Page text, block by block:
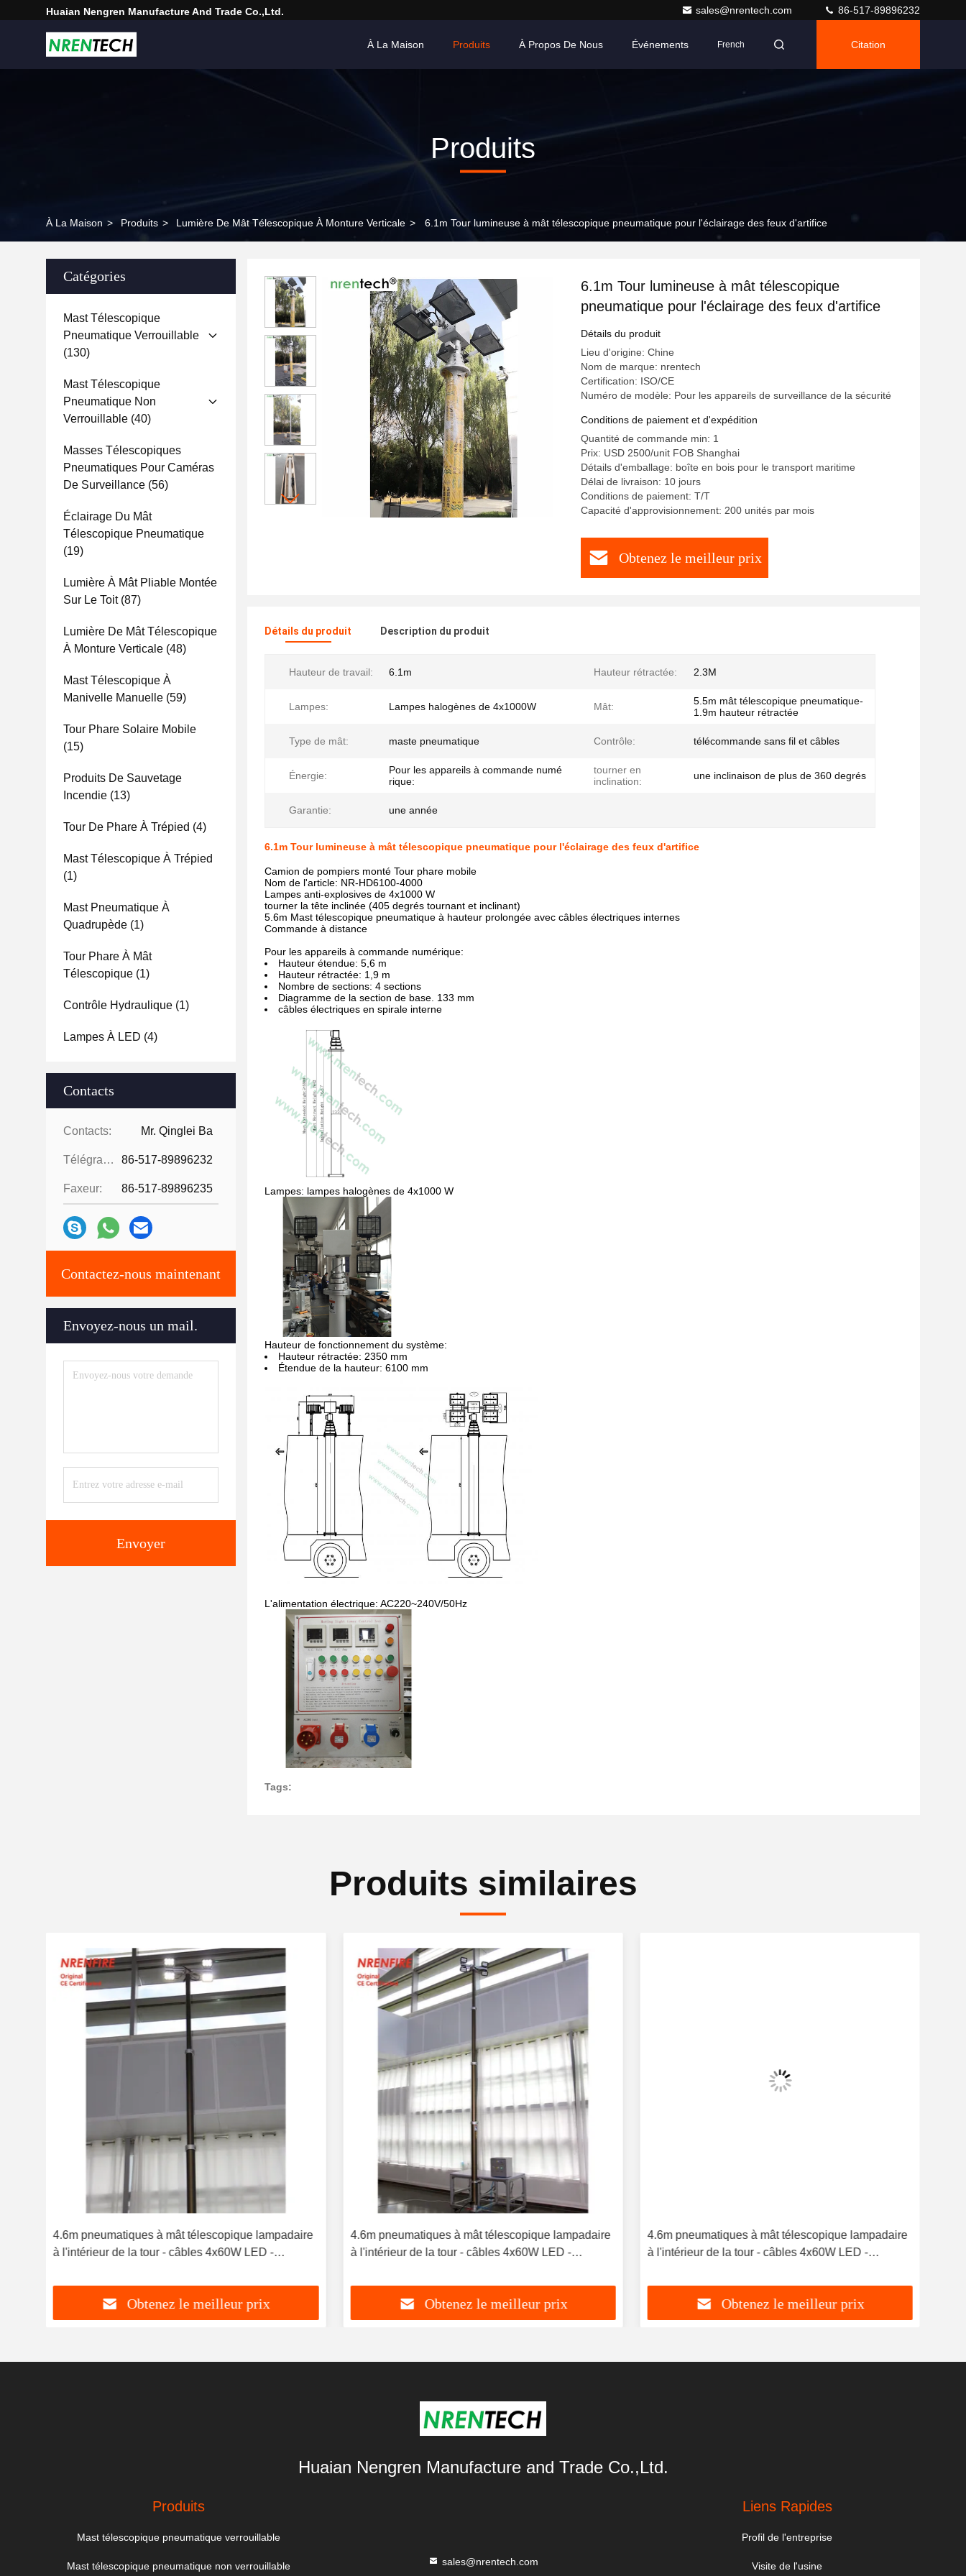
Huaian Nengren Manufacture And Trade Co.,Ltd. sales@nrentech.com 86-517-89896232
À La Maison Produits À Propos De Nous Événements French Citation
Produits
À La Maison > Produits > Lumière De Mât Télescopique À Monture Verticale > 6.1m Tour lumineuse à mât télescopique pneumatique pour l'éclairage des feux d'artifice
Catégories
Mast Télescopique
Pneumatique Verrouillable
(130)
Mast Télescopique
Pneumatique Non
Verrouillable (40)
Masses Télescopiques
Pneumatiques Pour Caméras
De Surveillance (56)
Éclairage Du Mât
Télescopique Pneumatique
(19)
Lumière À Mât Pliable Montée
Sur Le Toit(87)
Lumière De Mât Télescopique
À Monture Verticale (48)
Mast Télescopique À
Manivelle Manuelle (59)
Tour Phare Solaire Mobile
(15)
Produits De Sauvetage
Incendie (13)
Tour De Phare À Trépied (4)
Mast Télescopique À Trépied
(1)
Mast Pneumatique À
Quadrupède (1)
Tour Phare À Mât
Télescopique (1)
Contrôle Hydraulique (1)
Lampes À LED (4)
Contacts
Contacts: Mr. Qinglei Ba
Télégramme: 86-517-89896232
Faxeur: 86-517-89896235
Contactez-nous maintenant
Envoyez-nous un mail.
Envoyer
6.1m Tour lumineuse à mât télescopique
pneumatique pour l'éclairage des feux d'artifice
Détails du produit
Lieu d'origine: Chine
Nom de marque: nrentech
Certification: ISO/CE
Numéro de modèle: Pour les appareils de surveillance de la sécurité
Conditions de paiement et d'expédition
Quantité de commande min: 1
Prix: USD 2500/unit FOB Shanghai
Détails d'emballage: boîte en bois pour le transport maritime
Délai de livraison: 10 jours
Conditions de paiement: T/T
Capacité d'approvisionnement: 200 unités par mois
Obtenez le meilleur prix
Détails du produit Description du produit
Hauteur de travail: 6.1m Hauteur rétractée: 2.3M
Lampes: Lampes halogènes de 4x1000W Mât:
5.5m mât télescopique pneumatique-
1.9m hauteur rétractée
Type de mât: maste pneumatique Contrôle: télécommande sans fil et câbles
Énergie:
Pour les appareils à commande numé
rique:
tourner en
inclination:
une inclinaison de plus de 360 degrés
Garantie: une année
6.1m Tour lumineuse à mât télescopique pneumatique pour l'éclairage des feux d'artifice
Camion de pompiers monté Tour phare mobile
Nom de l'article: NR-HD6100-4000
Lampes anti-explosives de 4x1000 W
tourner la tête inclinée (405 degrés tournant et inclinant)
5.6m Mast télescopique pneumatique à hauteur prolongée avec câbles électriques internes
Commande à distance
Pour les appareils à commande numérique:
Hauteur étendue: 5,6 m
Hauteur rétractée: 1,9 m
Nombre de sections: 4 sections
Diagramme de la section de base. 133 mm
câbles électriques en spirale interne
Lampes: lampes halogènes de 4x1000 W
Hauteur de fonctionnement du système:
Hauteur rétractée: 2350 mm
Étendue de la hauteur: 6100 mm
L'alimentation électrique: AC220~240V/50Hz
Tags:
Produits similaires
4.6m pneumatiques à mât télescopique lampadaire
à l'intérieur de la tour - câbles 4x60W LED -
solaire
Obtenez le meilleur prix
4.6m pneumatiques à mât télescopique lampadaire
à l'intérieur de la tour - câbles 4x60W LED -
solaire
Obtenez le meilleur prix
4.6m pneumatiques à mât télescopique lampadaire
à l'intérieur de la tour - câbles 4x60W LED -
solaire
Obtenez le meilleur prix
Huaian Nengren Manufacture and Trade Co.,Ltd.
Produits
Mast télescopique pneumatique verrouillable
Mast télescopique pneumatique non verrouillable sales@nrentech.com
Liens Rapides
Profil de l'entreprise
Visite de l'usine